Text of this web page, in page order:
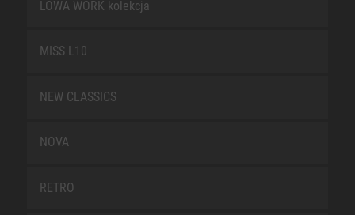
LOWA WORK kolekcja
MISS L10
NEW CLASSICS
NOVA
RETRO